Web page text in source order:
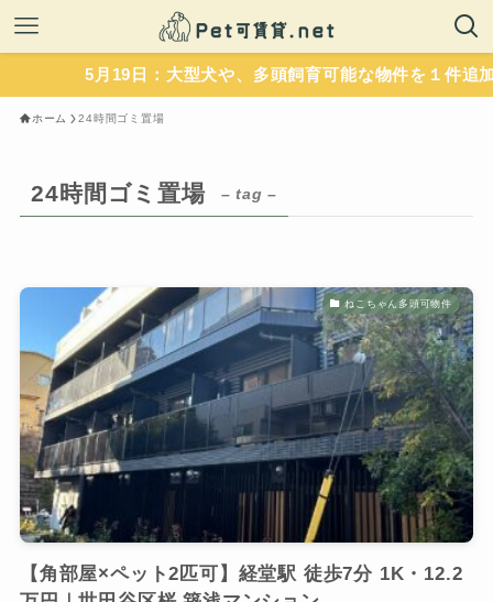
5月19日：大型犬や、多頭飼育可能な物件を１件追加
ホーム 24時間ゴミ置場
24時間ゴミ置場 – tag –
ねこちゃん多頭可物件
【角部屋×ペット2匹可】経堂駅 徒歩7分 1K・12.2